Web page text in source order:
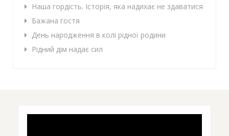
Наша гордість. Історія, яка надихає не здаватися
Бажана гостя
День народження в колі рідної родини
Рідний дім надає сил